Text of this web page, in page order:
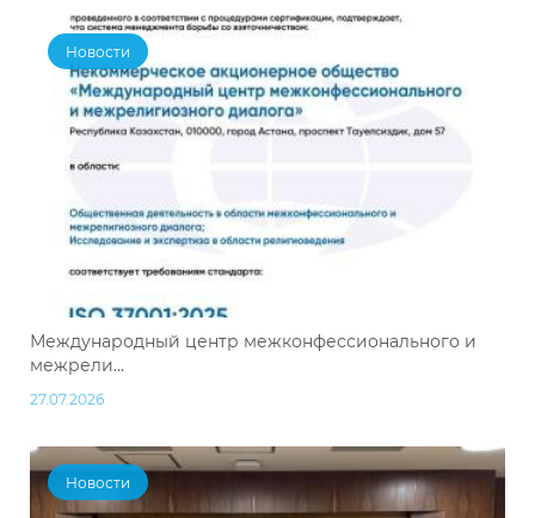
Новости
Международный центр межконфессионального и
межрели...
27.07.2026
Новости